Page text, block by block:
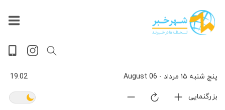
پنج شنبه ۱۵ مرداد - 06 August 19.02
بزرگنمایی
پربیننده‌ترین
اخبار
آخرین
اخبار
پخش
داغ
ترین
سیاسی
ورزشی
اقتصادی
حوادث
گوناگون
تصویری
سلامت
جهان
فرهنگی
ویدیویی
بازار